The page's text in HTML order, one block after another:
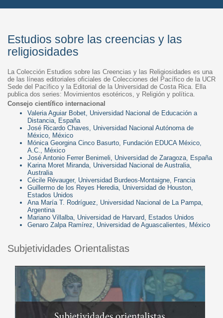
Estudios sobre las creencias y las
religiosidades
La Colección Estudios sobre las Creencias y las Religiosidades es una
de las líneas editoriales oficiales de Colecciones del Pacífico de la UCR
Sede del Pacífico y la Editorial de la Universidad de Costa Rica. Ella
publica dos series: Movimientos esotéricos, y Religión y política.
Consejo científico internacional
Valeria Aguiar Bobet, Universidad Nacional de Educación a
Distancia, España
José Ricardo Chaves, Universidad Nacional Autónoma de
México, México
Mónica Georgina Cinco Basurto, Fundación EDUCA México,
A.C., México
José Antonio Ferrer Benimeli, Universidad de Zaragoza, España
Karina Moret Miranda, Universidad Nacional de Australia,
Australia
Cécile Révauger, Universidad Burdeos-Montaigne, Francia
Guillermo de los Reyes Heredia, Universidad de Houston,
Estados Unidos
Ana María T. Rodríguez, Universidad Nacional de La Pampa,
Argentina
Mariano Villalba, Universidad de Harvard, Estados Unidos
Genaro Zalpa Ramírez, Universidad de Aguascalientes, México
Subjetividades Orientalistas